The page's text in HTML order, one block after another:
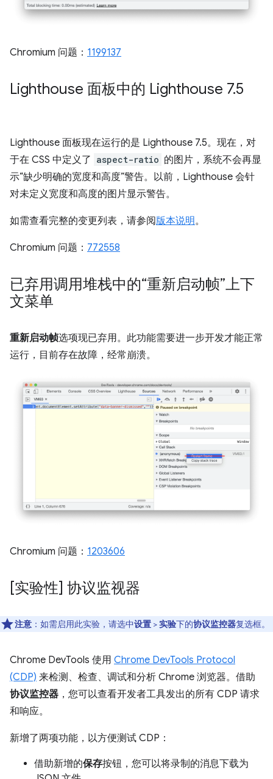
Chromium 问题： 1199137
Lighthouse 面板中的 Lighthouse 7.5
Lighthouse 面板现在运行的是 Lighthouse 7.5。现在，对
于在 CSS 中定义了 aspect-ratio 的图片，系统不会再显
示“缺少明确的宽度和高度”警告。以前，Lighthouse 会针
对未定义宽度和高度的图片显示警告。
如需查看完整的变更列表，请参阅版本说明。
Chromium 问题： 772558
已弃用调用堆栈中的“重新启动帧”上下
文菜单
重新启动帧选项现已弃用。此功能需要进一步开发才能正常
运行，目前存在故障，经常崩溃。
Chromium 问题： 1203606
[实验性] 协议监视器
注意 ：如需启用此实验，请选中设置 >实验下的协议监控器复选框。
Chrome DevTools 使用 Chrome DevTools Protocol
(CDP) 来检测、检查、调试和分析 Chrome 浏览器。借助
协议监控器 ，您可以查看开发者工具发出的所有 CDP 请求
和响应。
新增了两项功能，以方便测试 CDP：
借助新增的保存按钮，您可以将录制的消息下载为